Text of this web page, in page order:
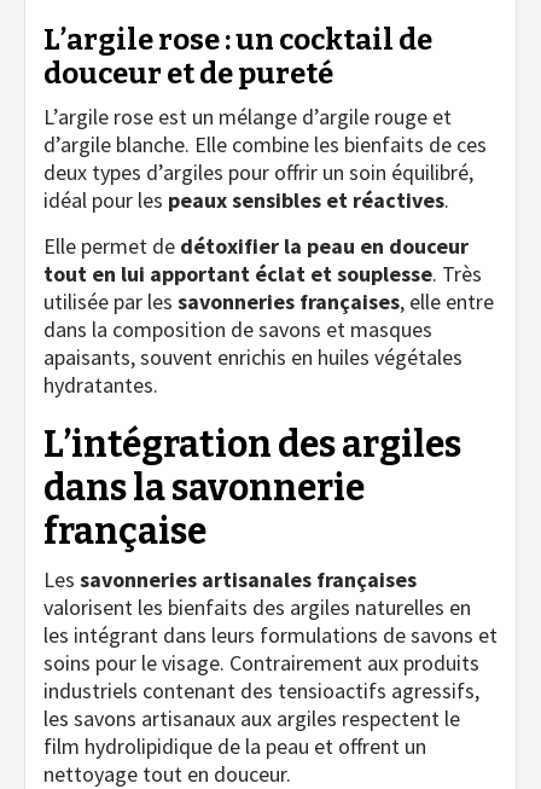
L’argile rose : un cocktail de
douceur et de pureté
L’argile rose est un mélange d’argile rouge et
d’argile blanche. Elle combine les bienfaits de ces
deux types d’argiles pour offrir un soin équilibré,
idéal pour les peaux sensibles et réactives.
Elle permet de détoxifier la peau en douceur
tout en lui apportant éclat et souplesse. Très
utilisée par les savonneries françaises, elle entre
dans la composition de savons et masques
apaisants, souvent enrichis en huiles végétales
hydratantes.
L’intégration des argiles
dans la savonnerie
française
Les savonneries artisanales françaises
valorisent les bienfaits des argiles naturelles en
les intégrant dans leurs formulations de savons et
soins pour le visage. Contrairement aux produits
industriels contenant des tensioactifs agressifs,
les savons artisanaux aux argiles respectent le
film hydrolipidique de la peau et offrent un
nettoyage tout en douceur.